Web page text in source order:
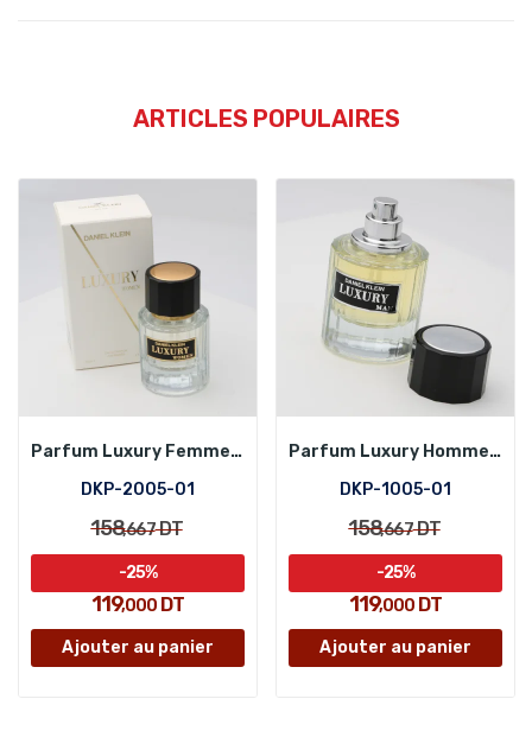
ARTICLES POPULAIRES
Parfum Luxury Femme Daniel Klein DKP-2005-01
DKP-2005-01
158,667DT
119,000 DT
-25%
Ajouter au panier
Parfum Luxury Homme Daniel Klein DKP-1005-01
DKP-1005-01
158,667DT
119,000 DT
-25%
Ajouter au panier